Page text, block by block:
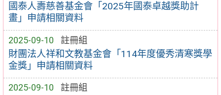
國泰人壽慈善基金會「2025年國泰卓越獎助計
畫」申請相關資料
2025-09-10 註冊組
財團法人祥和文教基金會「114年度優秀清寒獎學
金獎」申請相關資料
2025-09-10 註冊組